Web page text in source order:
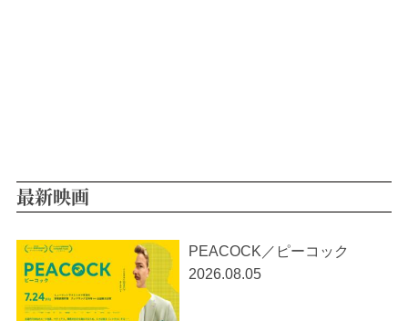
最新映画
PEACOCK／ピーコック
2026.08.05